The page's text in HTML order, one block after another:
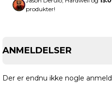
produkter!
ANMELDELSER
Der er endnu ikke nogle